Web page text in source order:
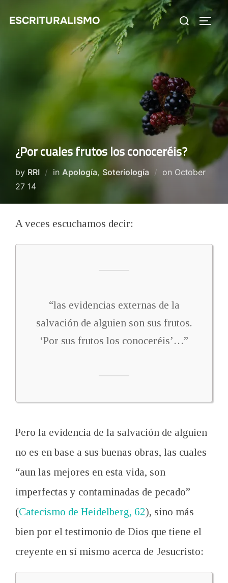
ESCRITURALISMO
Search
for:
¿Por cuales frutos los conoceréis?
by RRI in Apología, Soteriología on Posted
October
27 14
A veces escuchamos decir:
“las evidencias externas de la
salvación de alguien son sus frutos.
‘Por sus frutos los conoceréis’…”
Pero la evidencia de la salvación de alguien
no es en base a sus buenas obras, las cuales
“aun las mejores en esta vida, son
imperfectas y contaminadas de pecado”
(Catecismo de Heidelberg, 62), sino más
bien por el testimonio de Dios que tiene el
creyente en sí mismo acerca de Jesucristo: